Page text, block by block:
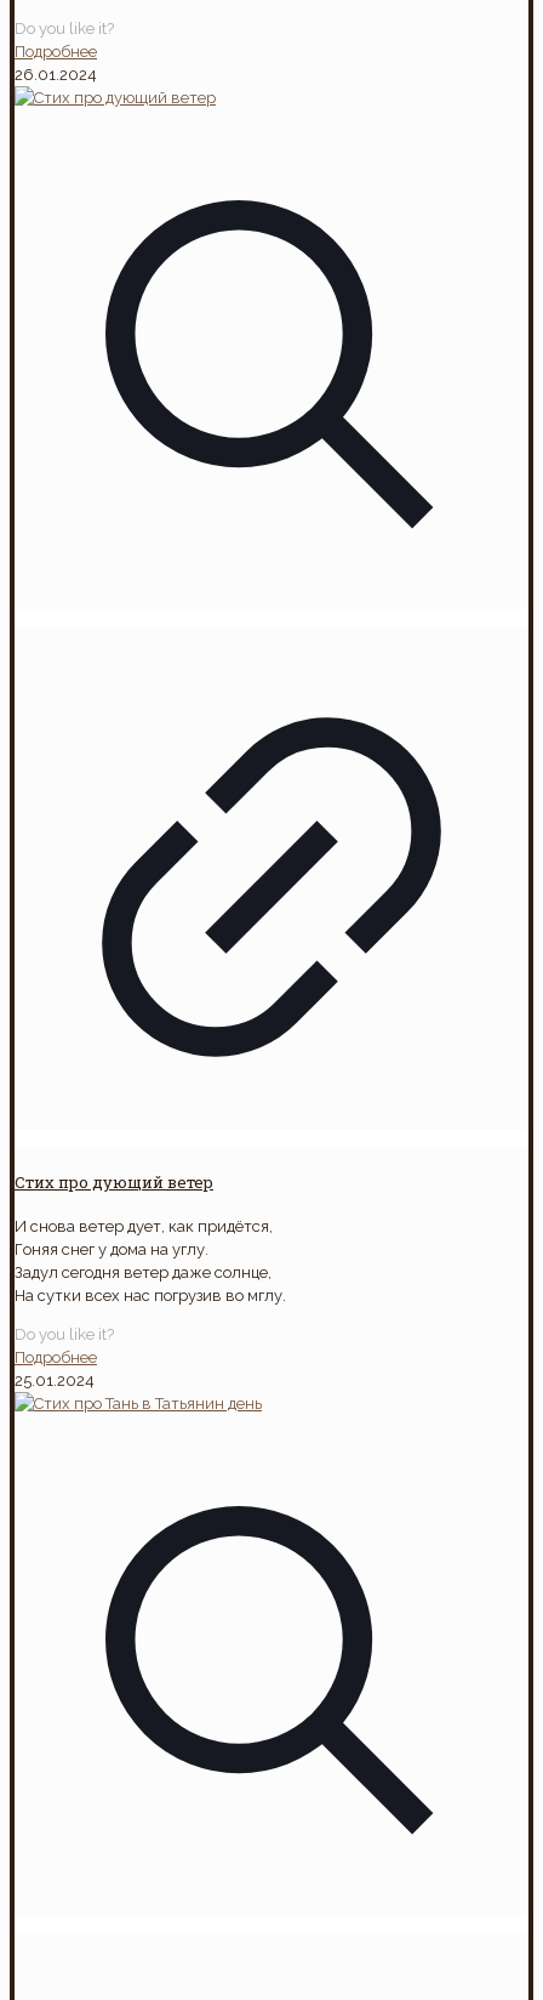
Do you like it?
Подробнее
26.01.2024
Стих про дующий ветер
И снова ветер дует, как придётся,
Гоняя снег у дома на углу.
Задул сегодня ветер даже солнце,
На сутки всех нас погрузив во мглу.
Do you like it?
Подробнее
25.01.2024